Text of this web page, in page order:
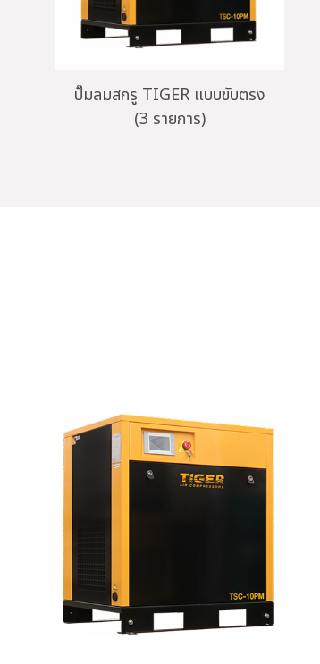
ปั๊มลมสกรู TIGER แบบขับตรง
(3 รายการ)